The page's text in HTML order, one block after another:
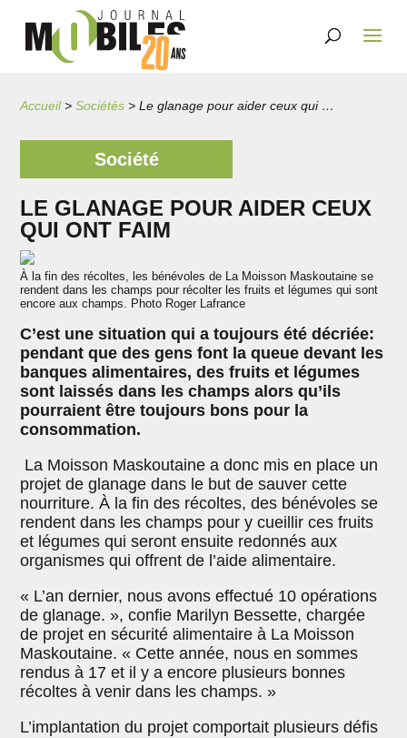
Accueil>Sociétés > Le glanage pour aider ceux qui ont faim
Société
LE GLANAGE POUR AIDER CEUX
QUI ONT FAIM
À la fin des récoltes, les bénévoles de La Moisson Maskoutaine se
rendent dans les champs pour récolter les fruits et légumes qui sont
encore aux champs. Photo Roger Lafrance
C’est une situation qui a toujours été décriée:
pendant que des gens font la queue devant les
banques alimentaires, des fruits et légumes
sont laissés dans les champs alors qu’ils
pourraient être toujours bons pour la
consommation.
La Moisson Maskoutaine a donc mis en place un
projet de glanage dans le but de sauver cette
nourriture. À la fin des récoltes, des bénévoles se
rendent dans les champs pour y cueillir ces fruits
et légumes qui seront ensuite redonnés aux
organismes qui offrent de l’aide alimentaire.
« L’an dernier, nous avons effectué 10 opérations
de glanage. », confie Marilyn Bessette, chargée
de projet en sécurité alimentaire à La Moisson
Maskoutaine. « Cette année, nous en sommes
rendus à 17 et il y a encore plusieurs bonnes
récoltes à venir dans les champs. »
L’implantation du projet comportait plusieurs défis